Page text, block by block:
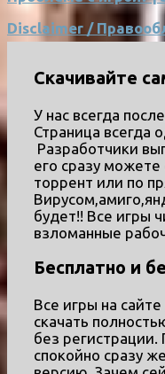
Disclaimer /
Скачивайте
У нас всегда
Страница всегда
Разработчики
его сразу можете
торрент или по
будет!! Все игры
взломанные
Бесплатно и
Все игры на сайте
скачать
без
спокойно сразу